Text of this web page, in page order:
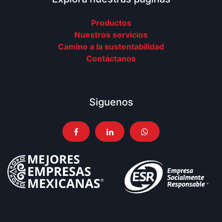
Productos
Nuestros servicios
Camino a la sustentabilidad
Contáctanos
Siguenos